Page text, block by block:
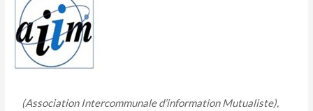
(Association Intercommunale d’information Mutualiste),